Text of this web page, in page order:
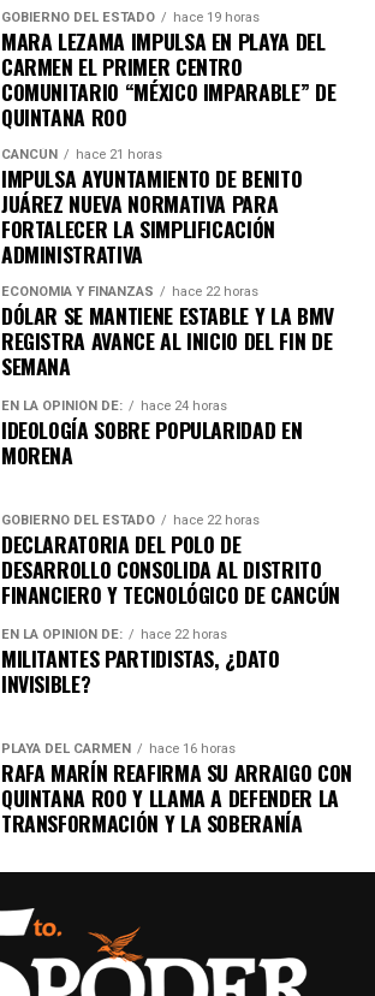
GOBIERNO DEL ESTADO hace 19 horas
MARA LEZAMA IMPULSA EN PLAYA DEL
CARMEN EL PRIMER CENTRO
COMUNITARIO “MÉXICO IMPARABLE” DE
QUINTANA ROO
CANCÚN hace 21 horas
IMPULSA AYUNTAMIENTO DE BENITO
JUÁREZ NUEVA NORMATIVA PARA
FORTALECER LA SIMPLIFICACIÓN
ADMINISTRATIVA
ECONOMÍA Y FINANZAS hace 22 horas
DÓLAR SE MANTIENE ESTABLE Y LA BMV
REGISTRA AVANCE AL INICIO DEL FIN DE
SEMANA
EN LA OPINIÓN DE: hace 24 horas
IDEOLOGÍA SOBRE POPULARIDAD EN
MORENA
GOBIERNO DEL ESTADO hace 22 horas
DECLARATORIA DEL POLO DE
DESARROLLO CONSOLIDA AL DISTRITO
FINANCIERO Y TECNOLÓGICO DE CANCÚN
EN LA OPINIÓN DE: hace 22 horas
MILITANTES PARTIDISTAS, ¿DATO
INVISIBLE?
PLAYA DEL CARMEN hace 16 horas
RAFA MARÍN REAFIRMA SU ARRAIGO CON
QUINTANA ROO Y LLAMA A DEFENDER LA
TRANSFORMACIÓN Y LA SOBERANÍA